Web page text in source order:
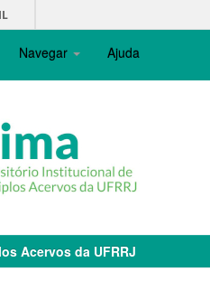
Navegar Ajuda
Acervos da UFRRJ